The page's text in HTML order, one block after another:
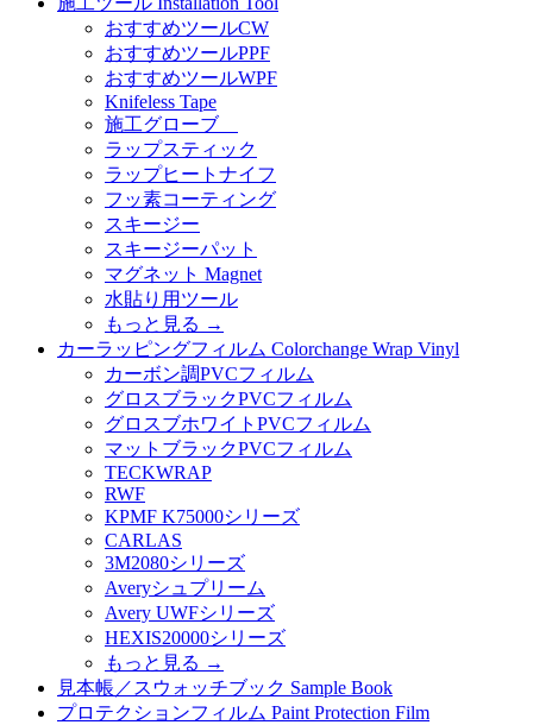
おすすめツールCW
おすすめツールPPF
おすすめツールWPF
Knifeless Tape
施工グローブ
ラップスティック
ラップヒートナイフ
フッ素コーティング
スキージー
スキージーパット
マグネット Magnet
水貼り用ツール
もっと見る →
カーラッピングフィルム Colorchange Wrap Vinyl
カーボン調PVCフィルム
グロスブラックPVCフィルム
グロスブホワイトPVCフィルム
マットブラックPVCフィルム
TECKWRAP
RWF
KPMF K75000シリーズ
CARLAS
3M2080シリーズ
Averyシュプリーム
Avery UWFシリーズ
HEXIS20000シリーズ
もっと見る →
見本帳／スウォッチブック Sample Book
プロテクションフィルム Paint Protection Film